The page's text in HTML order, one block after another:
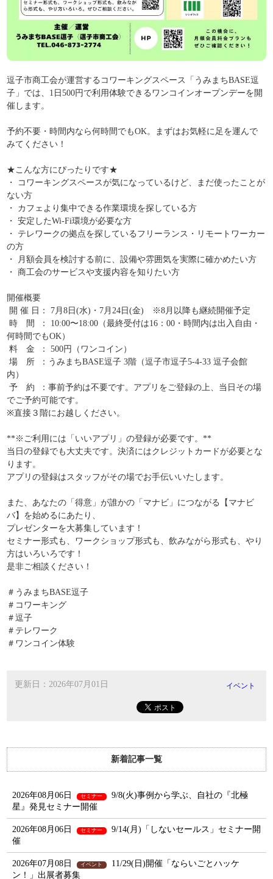
逗子市商工会が運営するコワーキングスペース「うみまちBASE逗
子」では、1日500円で利用体験できるワンコインオープンデーを開
催します。
予約不要・時間内なら何時間でもOK。まずはお気軽に足を運んで
みてください！
★こんな方にぴったりです★
・ コワーキングスペースが気になっているけど、まだ使ったことが
ない方
・ カフェより集中できる作業環境を探している方
・ 安定したWi-Fi環境が必要な方
・ テレワークの拠点を探しているフリーランス・リモートワーカー
の方
・ 月額会員を検討する前に、設備や雰囲気を実際に確かめたい方
・ 商工会のサービスや支援内容を知りたい方
開催概要
開 催 日： 7月8日(水)・7月24日(金) ※8月以降も継続開催予定
時 間 ： 10:00〜18:00（最終受付は16：00・時間内は出入自由・
何時間でもOK）
料 金 ： 500円（ワンコイン）
場 所 ：うみまちBASE逗子 3階（逗子市逗子5-4-33 逗子会館
内）
予 約 ：事前予約は不要です。アプリをご登録の上、当日その場
でご予約可能です。
※直接３階にお越しください。
**※ご利用には「いいアプリ」の登録が必要です。**
当日の登録でも大丈夫です。決済にはクレジットカードが必要とな
ります。
アプリの登録はスタッフがその場でお手伝いいたします。
また、あなたの「得意」が誰かの「マナビ」につながる【マナビ
バ】を始めるにあたり、
プレゼンターを大募集しています！
セミナー形式も、ワークショップ形式も、飲みながら形式も、やり
方はいろいろです！
是非ご相談ください！
＃うみまちBASE逗子
＃コワーキング
＃逗子
＃テレワーク
＃ワンコイン体験
更新日：2026年07月01日 イベント
新着記事一覧
2026年08月06日 セミナー
9/8(火)事例から学ぶ、自社の『北極
星』発見セミナー開催
2026年08月06日 セミナー
9/14(月)「しないセールス」セミナー開
催
2026年07月08日 イベント
11/29(日)開催「ならいごとハッケ
ン！」出展者募集